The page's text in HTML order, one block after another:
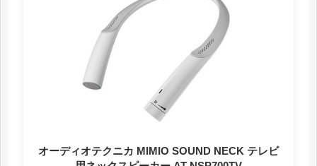
オーディオテクニカ MIMIO SOUND NECK テレビ